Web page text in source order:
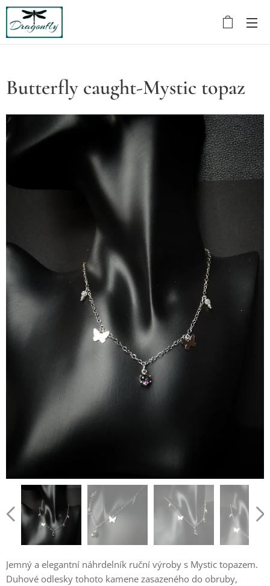
Butterfly caught-Mystic topaz
Jemný a elegantní náhrdelník ruční výroby s Mystic topazem.
Duhové odlesky tohoto kamene zasazeného do obruby,